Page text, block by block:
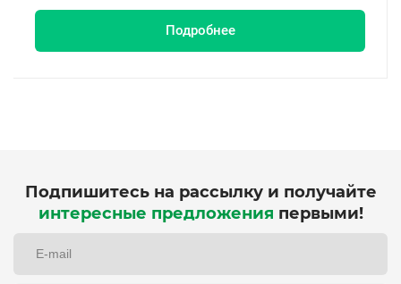
Подробнее
Подпишитесь на рассылку и получайте
интересные предложения первыми!